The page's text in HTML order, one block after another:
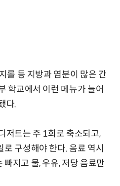
롤 등 지방과 염분이 많은 간
학교에서 이런 메뉴가 늘어
다.
저트는 주 1회로 축소되고,
구성해야 한다. 음료 역시
지고 물, 우유, 저당 음료만